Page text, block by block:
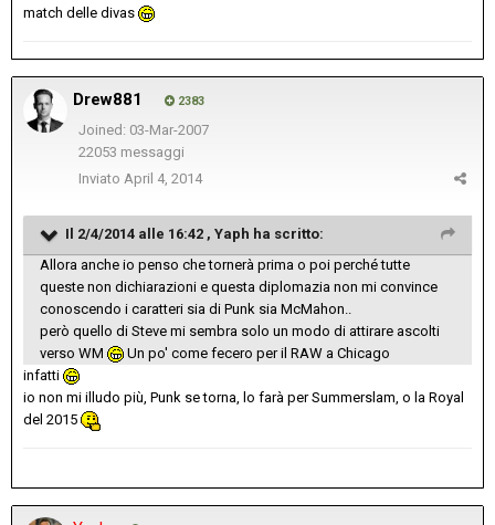
match delle divas
Drew881 2383
Joined: 03-Mar-2007
22053 messaggi
Inviato April 4, 2014
Il 2/4/2014 alle 16:42 , Yaph ha scritto:
Allora anche io penso che tornerà prima o poi perché tutte
queste non dichiarazioni e questa diplomazia non mi convince
conoscendo i caratteri sia di Punk sia McMahon..
però quello di Steve mi sembra solo un modo di attirare ascolti
verso WM
Un po' come fecero per il RAW a Chicago
infatti
io non mi illudo più, Punk se torna, lo farà per Summerslam, o la Royal
del 2015